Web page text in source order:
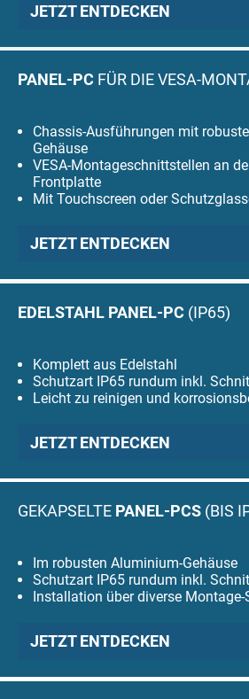
JETZT ENTDECKEN
PANEL-PC FÜR DIE VESA-
Chassis-Ausführungen mit
Gehäuse
VESA-Montageschnittstellen an
Frontplatte
Mit Touchscreen oder
JETZT ENTDECKEN
EDELSTAHL PANEL-PC (IP65)
Komplett aus Edelstahl
Schutzart IP65 rundum inkl.
Leicht zu reinigen und
JETZT ENTDECKEN
GEKAPSELTE PANEL-PCS (BIS
Im robusten Aluminium-Gehäuse
Schutzart IP65 rundum inkl.
Installation über diverse
JETZT ENTDECKEN